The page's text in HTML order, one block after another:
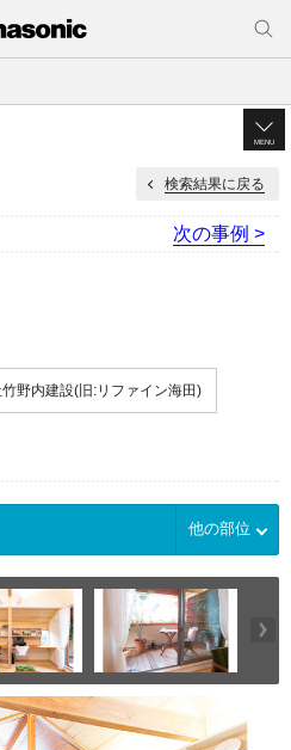
MENU
検索結果に戻る
次の事例 >
野内建設(旧:リファイン海田)
他の部位